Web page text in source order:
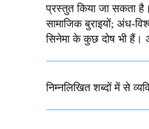
प्रस्तुत किया जा सकता
सामाजिक बुराइयों; अंध-
सिनेमा के कुछ दोष भी हैं।
निम्नलिखित शब्दों में से